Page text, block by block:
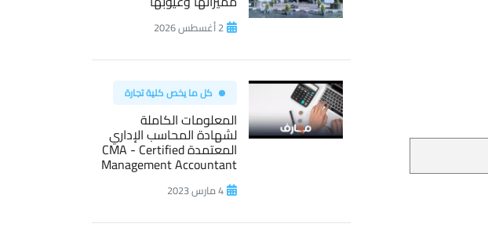
2 أغسطس 2026
كل ما يخص كلية تجارة
المعلومات الكاملة
لشهادة المحاسب الإداري
المعتمدة CMA - Certified
Management Accountant
4 مارس 2023